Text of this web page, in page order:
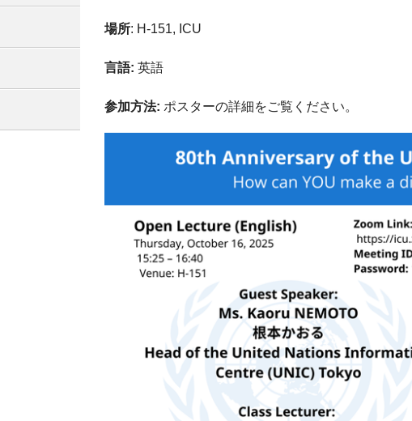
場所: H-151, ICU
言語: 英語
参加方法: ポスターの詳細をご覧ください。